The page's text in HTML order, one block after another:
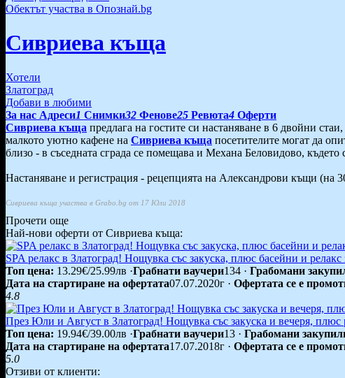
Обектът участва в Опознай.bg
Сивриева къща
Хотели
Златоград
Добави в любими
За нас Адреси1 Снимки32 Фенове25 Ревюта4 Оферти
Сивриева къща предлага на гостите си настаняване в 6 двойни
малкото уютно кафене на Сивриева къща посетителите могат да
близо - в съседната сграда се помещава и Механа Беловидово,
Настаняване и регистрация - рецепцията на Александрови къщи (на
Сивриева къща участва в Grabo.bg от 17 Юли 2018
Прочети още
Най-нови оферти от Сивриева къща:
SPA релакс в Златоград! Нощувка със закуска, плюс басейни и релакс
Топ цена: 13.29€/25.99лв ·Грабнати ваучери134 · Грабомани
Дата на стартиране на офертата07.07.2020г · Офертата се е
4.8
През Юли и Август в Златоград! Нощувка със закуска и вечеря, плюс
Топ цена: 19.94€/39.00лв ·Грабнати ваучери13 · Грабомани
Дата на стартиране на офертата17.07.2018г · Офертата се е
5.0
Отзиви от клиенти: